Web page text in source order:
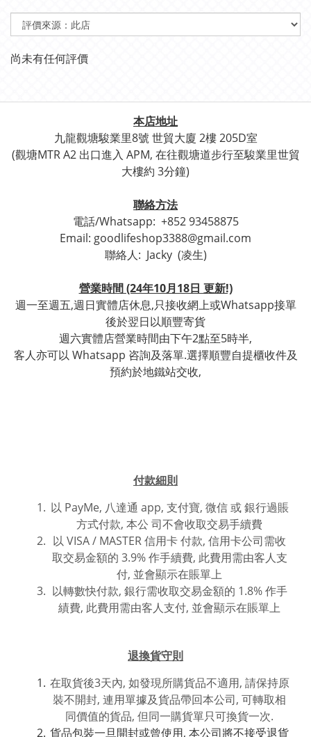
尚未有任何評價
本店地址
九龍觀塘駿業里8號 世貿大廈 2樓 205D室
(觀塘MTR A2 出口進入 APM, 在往觀塘道步行至駿業里世貿
大樓約 3分鐘)
聯絡方法
電話/Whatsapp: +852 93458875
Email: goodlifeshop3388@gmail.com
聯絡人: Jacky (凌生)
營業時間 (24年10月18日 更新!)
週一至週五,週日實體店休息,只接收網上或Whatsapp接單
後於翌日以順豐寄貨
週六實體店營業時間由下午2點至5時半,
客人亦可以 Whatsapp 咨詢及落單.選擇順豐自提櫃收件及
預約於地鐵站交收,
付款細則
以 PayMe, 八達通 app, 支付寶, 微信 或銀行過賬
方式付款, 本公 司不會收取交易手續費
以 VISA / MASTER 信用卡 付款, 信用卡公司需收
取交易金額的 3.9% 作手續費, 此費用需由客人支
付, 並會顯示在賬單上
以轉數快付款, 銀行需收取交易金額的 1.8% 作手
績費, 此費用需由客人支付, 並會顯示在賬單上
退換貨守則
在取貨後3天內, 如發現所購貨品不適用, 請保持原
裝不開封, 連用單據及貨品帶回本公司, 可轉取相
同價值的貨品, 但同一購貨單只可換貨一次.
貨品包裝一旦開封或曾使用, 本公司將不接受退貨